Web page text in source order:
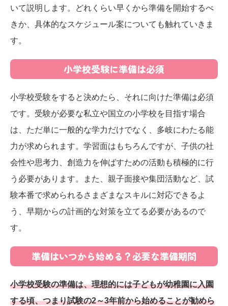
いて説明します。どれくらい早くから準備を開始するべ
きか、具体的なスケジュール案についても触れていきま
す。
小学校受験に準備は必須
小学校受験をすると決めたら、それに向けた準備は必須
です。受験が必要な私立や国立の小学校を目指す場合
は、ただ単に一般的な学力だけでなく、多岐にわたる能
力が求められます。学習面はもちろんですが、子供の社
会性や思考力、創造力を伸ばすための活動も積極的に行
う必要があります。また、親子面接や集団活動など、試
験本番で求められるさまざまなスキルに対応できるよ
う、早期からの計画的な対策を立てる必要があるので
す。
準備はいつから始める？必要な準備期間
小学校受験の準備は、理想的には子どもが幼稚園に入園
する頃、つまり試験の2～3年前から始めることが勧めら